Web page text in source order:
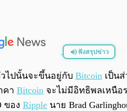
ฟังสรุปข่าว
ไปนั้นจะขึ้นอยู่กับ Bitcoin เป็น
คา Bitcoin จะไม่มีอิทธิพลเหนือ
ของ Ripple นาย Brad